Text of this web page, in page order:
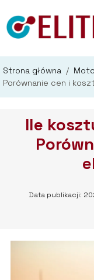
Strona główna /
Porównanie cen i
Ile
Data publikacji: